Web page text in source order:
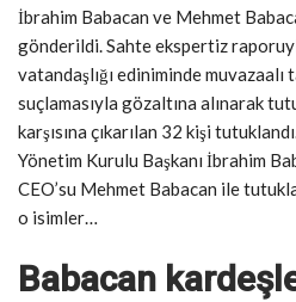
İbrahim Babacan ve Mehmet
gönderildi. Sahte ekspertiz
vatandaşlığı ediniminde muvazaalı
suçlamasıyla gözaltına alınarak
karşısına çıkarılan 32 kişi
Yönetim Kurulu Başkanı İbrahim
CEO’su Mehmet Babacan ile
o isimler…
Babacan